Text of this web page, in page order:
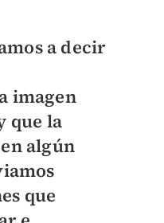
a decir
imagen
que la
algún
que